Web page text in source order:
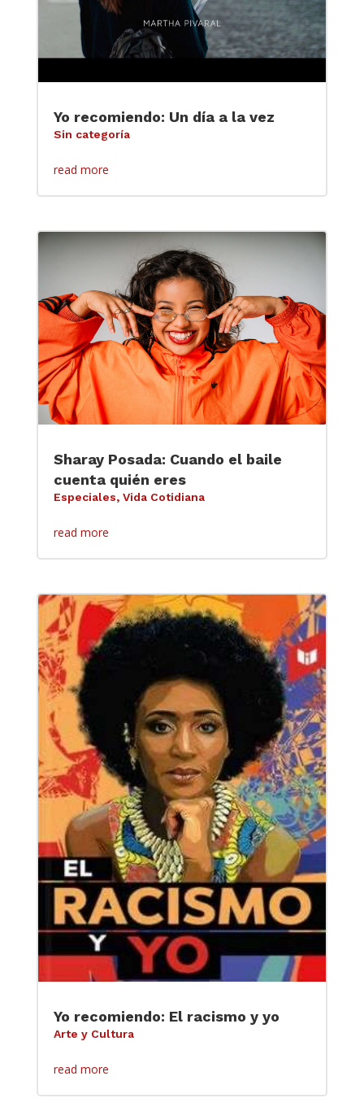
Yo recomiendo: Un día a la vez
Sin categoría
read more
Sharay Posada: Cuando el baile
cuenta quién eres
Especiales, Vida Cotidiana
read more
Yo recomiendo: El racismo y yo
Arte y Cultura
read more